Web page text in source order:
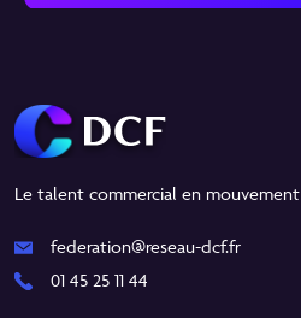
Le talent commercial en mouvement
federation@reseau-dcf.fr
01 45 25 11 44